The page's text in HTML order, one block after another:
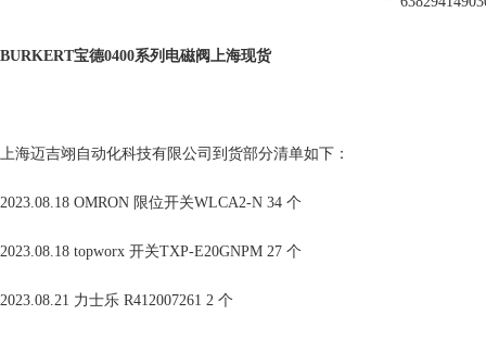
BURKERT宝德0400系列电磁阀上海现货
上海迈吉翊自动化科技有限公司到货部分清单如下：
2023.08.18 OMRON 限位开关WLCA2-N 34 个
2023.08.18 topworx 开关TXP-E20GNPM 27 个
2023.08.21 力士乐 R412007261 2 个